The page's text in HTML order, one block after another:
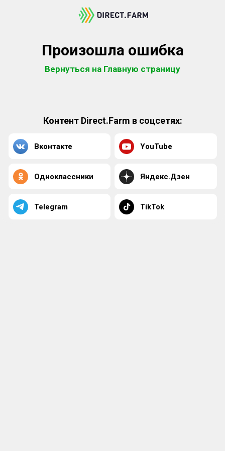
Произошла ошибка
Вернуться на Главную страницу
Контент Direct.Farm в соцсетях:
Вконтакте YouTube
Одноклассники Яндекс.Дзен
Telegram TikTok